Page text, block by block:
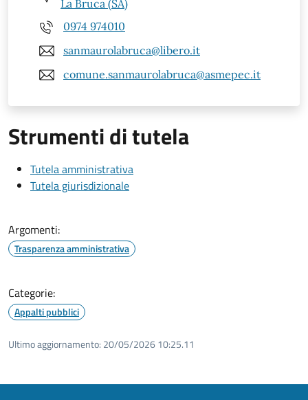
La Bruca (SA)
0974 974010
sanmaurolabruca@libero.it
comune.sanmaurolabruca@asmepec.it
Strumenti di tutela
Tutela amministrativa
Tutela giurisdizionale
Argomenti:
Trasparenza amministrativa
Categorie:
Appalti pubblici
Ultimo aggiornamento: 20/05/2026 10:25.11